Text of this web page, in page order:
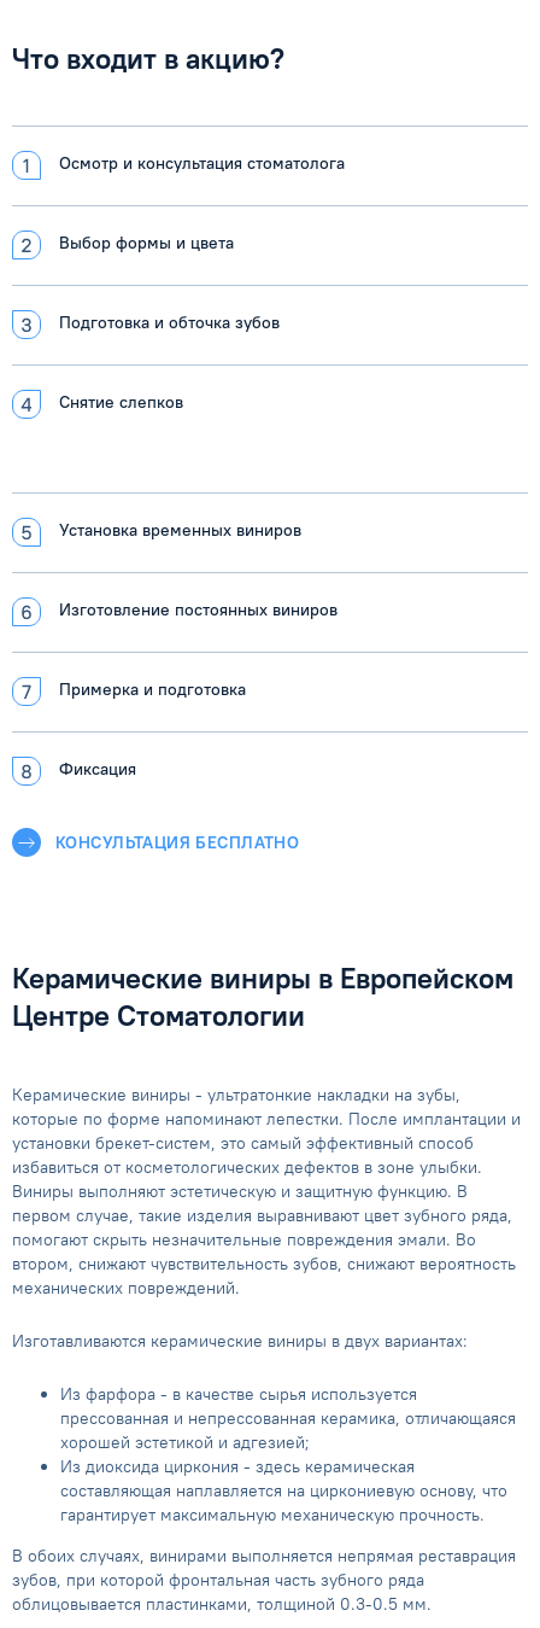
Что входит в акцию?
Осмотр и консультация стоматолога
Выбор формы и цвета
Подготовка и обточка зубов
Снятие слепков
Установка временных виниров
Изготовление постоянных виниров
Примерка и подготовка
Фиксация
КОНСУЛЬТАЦИЯ БЕСПЛАТНО
Керамические виниры в Европейском
Центре Стоматологии
Керамические виниры - ультратонкие накладки на зубы,
которые по форме напоминают лепестки. После имплантации и
установки брекет-систем, это самый эффективный способ
избавиться от косметологических дефектов в зоне улыбки.
Виниры выполняют эстетическую и защитную функцию. В
первом случае, такие изделия выравнивают цвет зубного ряда,
помогают скрыть незначительные повреждения эмали. Во
втором, снижают чувствительность зубов, снижают вероятность
механических повреждений.
Изготавливаются керамические виниры в двух вариантах:
Из фарфора - в качестве сырья используется
прессованная и непрессованная керамика, отличающаяся
хорошей эстетикой и адгезией;
Из диоксида циркония - здесь керамическая
составляющая наплавляется на циркониевую основу, что
гарантирует максимальную механическую прочность.
В обоих случаях, винирами выполняется непрямая реставрация
зубов, при которой фронтальная часть зубного ряда
облицовывается пластинками, толщиной 0.3-0.5 мм.